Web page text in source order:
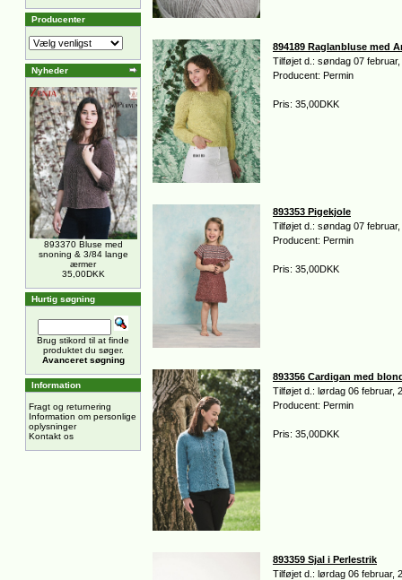
Producenter
Nyheder
893370 Bluse med
snoning & 3/84 lange
ærmer
35,00DKK
Hurtig søgning
Brug stikord til at finde
produktet du søger.
Avanceret søgning
Information
Fragt og returnering
Information om personlige
oplysninger
Kontakt os
894189 Raglanbluse med
Tilføjet d.: søndag 07 februar,
Producent: Permin
Pris: 35,00DKK
893353 Pigekjole
Tilføjet d.: søndag 07 februar,
Producent: Permin
Pris: 35,00DKK
893356 Cardigan med
Tilføjet d.: lørdag 06 februar,
Producent: Permin
Pris: 35,00DKK
893359 Sjal i Perlestrik
Tilføjet d.: lørdag 06 februar,